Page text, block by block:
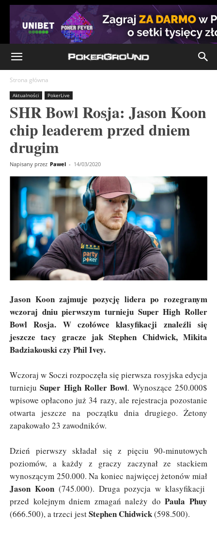
Strona główna
Aktualności PokerLive
SHR Bowl Rosja: Jason Koon
chip leaderem przed dniem
drugim
Napisany przez Pawel - 14/03/2020
Jason Koon zajmuje pozycję lidera po rozegranym
wczoraj dniu pierwszym turnieju Super High Roller
Bowl Rosja. W czołówce klasyfikacji znaleźli się
jeszcze tacy gracze jak Stephen Chidwick, Mikita
Badziakouski czy Phil Ivey.
Wczoraj w Soczi rozpoczęła się pierwsza rosyjska edycja
turniejuSuper High Roller Bowl. Wynoszące 250.000$
wpisowe opłacono już 34 razy, ale rejestracja pozostanie
otwarta jeszcze na początku dnia drugiego. Żetony
zapakowało 23 zawodników.
Dzień pierwszy składał się z pięciu 90-minutowych
poziomów, a każdy z graczy zaczynał ze stackiem
wynoszącym 250.000. Na koniec najwięcej żetonów miał
Jason Koon(745.000). Druga pozycja w klasyfikacji
przed kolejnym dniem zmagań należy doPaula Phuy
(666.500), a trzeci jestStephen Chidwick(598.500).